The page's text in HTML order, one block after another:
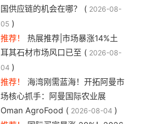
国供应链的机会在哪？ ( 2026-08-
05 )
推荐！
热展推荐|市场暴涨14%土
耳其石材市场风口已至 ( 2026-08-
04 )
推荐！
海湾刚需蓝海！开拓阿曼市
场核心抓手：阿曼国际农业展
Oman AgroFood ( 2026-08-04 )